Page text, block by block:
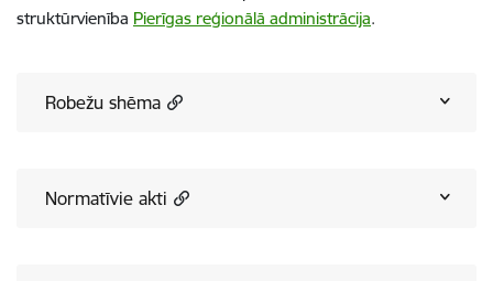
struktūrvienība Pierīgas reģionālā administrācija.
Robežu shēma
Normatīvie akti